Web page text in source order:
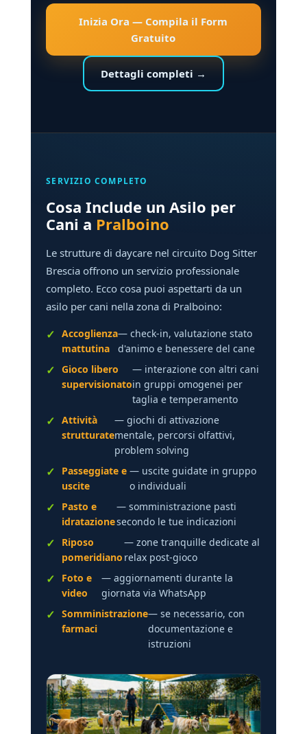
Inizia Ora — Compila il Form
Gratuito
Dettagli completi →
SERVIZIO COMPLETO
Cosa Include un Asilo per
Cani a Pralboino
Le strutture di daycare nel circuito Dog Sitter
Brescia offrono un servizio professionale
completo. Ecco cosa puoi aspettarti da un
asilo per cani nella zona di Pralboino:
Accoglienza
mattutina
— check-in, valutazione stato
d'animo e benessere del cane
Gioco libero
supervisionato
— interazione con altri cani
in gruppi omogenei per
taglia e temperamento
Attività
strutturate
— giochi di attivazione
mentale, percorsi olfattivi,
problem solving
Passeggiate e
uscite
— uscite guidate in gruppo
o individuali
Pasto e
idratazione
— somministrazione pasti
secondo le tue indicazioni
Riposo
pomeridiano
— zone tranquille dedicate al
relax post-gioco
Foto e
video
— aggiornamenti durante la
giornata via WhatsApp
Somministrazione
farmaci
— se necessario, con
documentazione e
istruzioni